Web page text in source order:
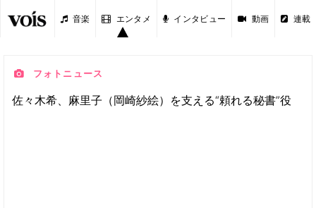
音楽 エンタメ インタビュー 動画 連載
フォトニュース
佐々木希、麻里子（岡崎紗絵）を支える“頼れる秘書”役